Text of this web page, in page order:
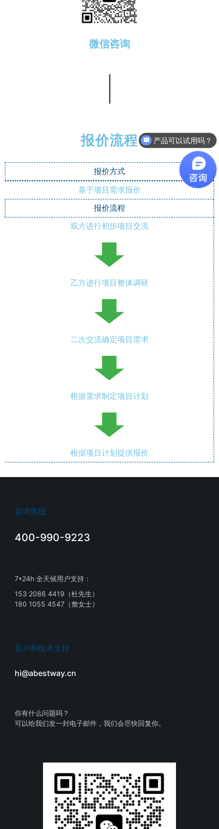
微信咨询
报价流程
报价方式
基于项目需求报价
报价流程
双方进行初步项目交流
乙方进行项目整体调研
二次交流确定项目需求
根据需求制定项目计划
根据项目计划提供报价
咨询热线：
400-990-9223
7*24h 全天候用户支持：
153 2086 4419（杜先生）
180 1055 4547（詹女士）
客户和技术支持：
hi@abestway.cn
你有什么问题吗？
可以给我们发一封电子邮件，我们会尽快回复你。
产品可以试用吗？